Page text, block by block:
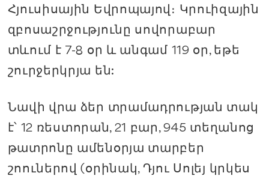
Հյուսիսային Եվրոպայով։ Կրուիզային
զբոսաշրջությունը սովորաբար
տևում է 7-8 օր և անգամ 119 օր, եթե
շուրջերկրյա են:
Նավի վրա ձեր տրամադրության տակ
է՝ 12 ռեստորան, 21 բար, 945 տեղանոց
թատրոնը ամենօրյա տարբեր
շոուներով (օրինակ, Դյու Սոլեյ կրկես